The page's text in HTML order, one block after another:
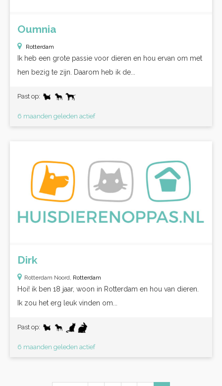
Oumnia
Rotterdam
Ik heb een grote passie voor dieren en hou ervan om met
hen bezig te zijn. Daarom heb ik de...
Past op:
6 maanden geleden actief
Dirk
Rotterdam Noord, Rotterdam
Hoi! ik ben 18 jaar, woon in Rotterdam en hou van dieren.
Ik zou het erg leuk vinden om...
Past op:
6 maanden geleden actief